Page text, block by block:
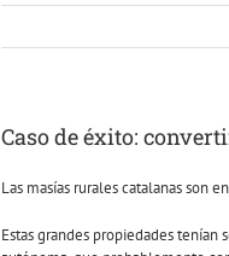
Caso de éxito:
Las masías rurales catalanas son
Estas grandes propiedades